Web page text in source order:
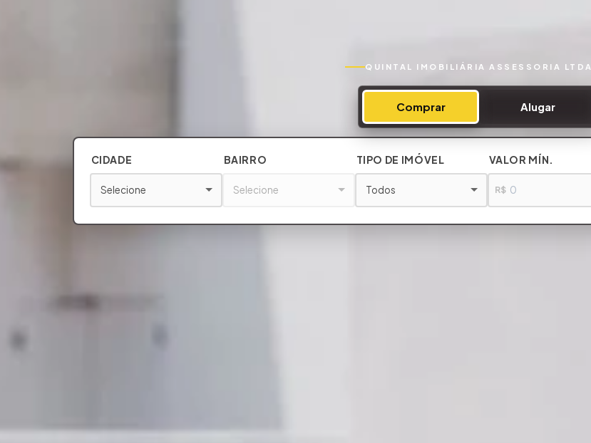
QUINTAL IMOBILIÁRIA ASSESSORIA LTDA
Comprar Alugar
CIDADE
Selecione
BAIRRO
Selecione
TIPO DE IMÓVEL
Todos
VALOR MÍN.
R$